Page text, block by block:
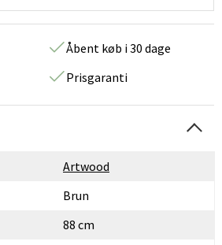
Åbent køb i 30 dage
Prisgaranti
Artwood
Brun
88 cm